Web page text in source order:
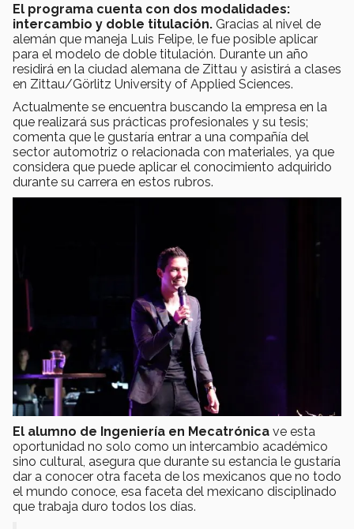
El programa cuenta con dos modalidades:
intercambio y doble titulación. Gracias al nivel de
alemán que maneja Luis Felipe, le fue posible aplicar
para el modelo de doble titulación. Durante un año
residirá en la ciudad alemana de Zittau y asistirá a clases
en Zittau/Görlitz University of Applied Sciences.
Actualmente se encuentra buscando la empresa en la
que realizará sus prácticas profesionales y su tesis;
comenta que le gustaría entrar a una compañía del
sector automotriz o relacionada con materiales, ya que
considera que puede aplicar el conocimiento adquirido
durante su carrera en estos rubros.
El alumno de Ingeniería en Mecatrónica ve esta
oportunidad no solo como un intercambio académico
sino cultural, asegura que durante su estancia le gustaría
dar a conocer otra faceta de los mexicanos que no todo
el mundo conoce, esa faceta del mexicano disciplinado
que trabaja duro todos los días.